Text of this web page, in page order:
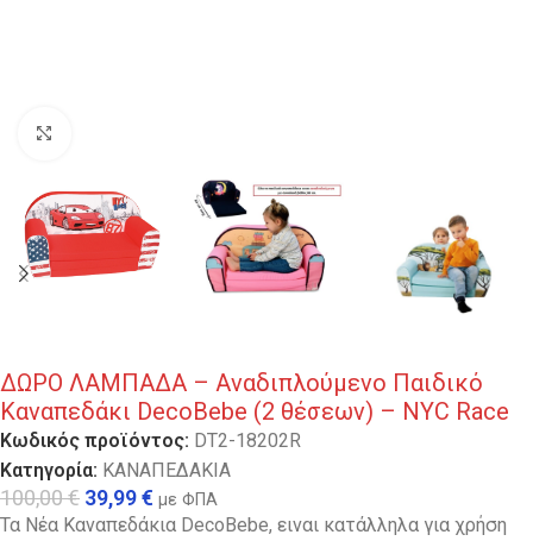
ΔΩΡΟ ΛΑΜΠΑΔΑ – Αναδιπλούμενο Παιδικό
Καναπεδάκι DecoBebe (2 θέσεων) – NYC Race
Κωδικός προϊόντος: DT2-18202R
Κατηγορία: ΚΑΝΑΠΕΔΑΚΙΑ
100,00€ 39,99€ με ΦΠΑ
Τα Νέα Καναπεδάκια DecoBebe, ειναι κατάλληλα για χρήση